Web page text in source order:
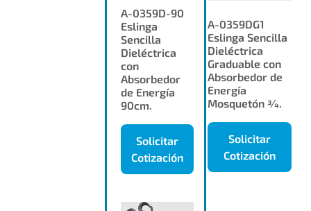
A-0359D-90
Eslinga
Sencilla
Dieléctrica
con
Absorbedor
de Energía
90cm.
Solicitar
Cotización
A-0359DG1
Eslinga Sencilla
Dieléctrica
Graduable con
Absorbedor de
Energía
Mosquetón 3⁄4.
Solicitar
Cotización